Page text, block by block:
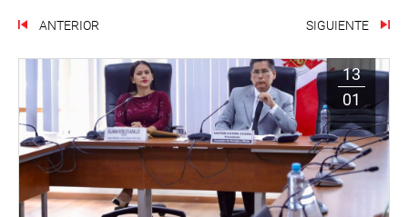
ANTERIOR SIGUIENTE
13
01